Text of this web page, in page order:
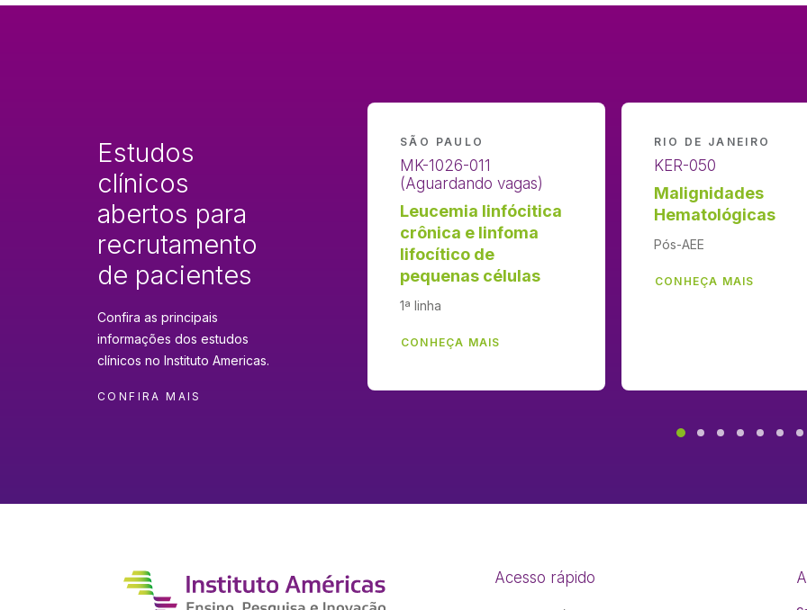
Estudos
clínicos
abertos para
recrutamento
de pacientes
Confira as principais
informações dos estudos
clínicos no Instituto Americas.
CONFIRA MAIS
SÃO PAULO
MK-1026-011
(Aguardando vagas)
Leucemia linfócitica
crônica e linfoma
lifocítico de
pequenas células
1ª linha
CONHEÇA MAIS
RIO DE JANEIRO
KER-050
Malignidades
Hematológicas
Pós-AEE
CONHEÇA MAIS
Acesso rápido